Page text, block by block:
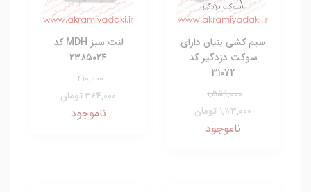
سیم کشی بنیان دارای
سوکت دزدگیر کد
31072
1,559,000
1,123,000 تومان
ناموجود
لنت سبز MDH کد
۲۳۸۵۰۲۴
410,000
364,000 تومان
ناموجود